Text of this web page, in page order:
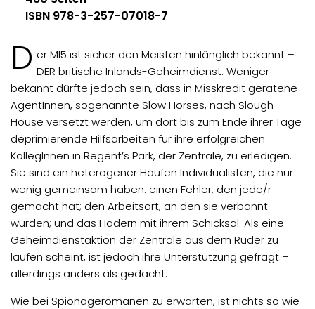
ISBN 978-3-257-07018-7
D er MI5 ist sicher den Meisten hinlänglich bekannt –
DER britische Inlands-Geheimdienst. Weniger
bekannt dürfte jedoch sein, dass in Misskredit geratene
AgentInnen, sogenannte Slow Horses, nach Slough
House versetzt werden, um dort bis zum Ende ihrer Tage
deprimierende Hilfsarbeiten für ihre erfolgreichen
KollegInnen in Regent’s Park, der Zentrale, zu erledigen.
Sie sind ein heterogener Haufen Individualisten, die nur
wenig gemeinsam haben: einen Fehler, den jede/r
gemacht hat; den Arbeitsort, an den sie verbannt
wurden; und das Hadern mit ihrem Schicksal. Als eine
Geheimdienstaktion der Zentrale aus dem Ruder zu
laufen scheint, ist jedoch ihre Unterstützung gefragt –
allerdings anders als gedacht.
Wie bei Spionageromanen zu erwarten, ist nichts so wie